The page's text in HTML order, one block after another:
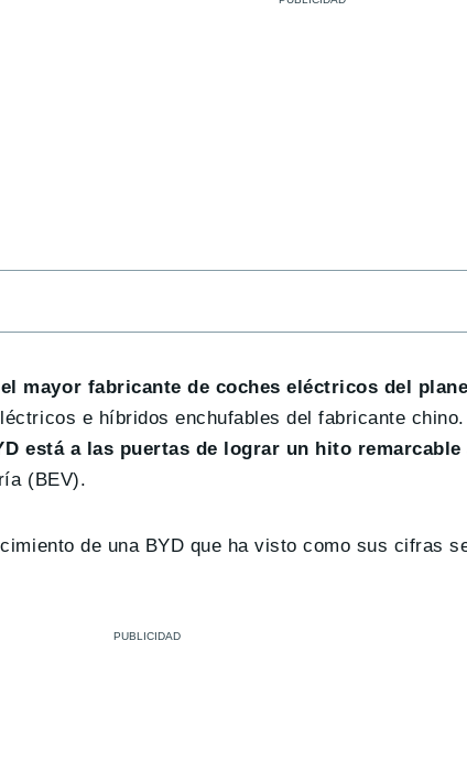
mayor fabricante de coches eléctricos del
e híbridos enchufables del fabricante
está a las puertas de lograr un hito remarcable
(BEV).
de una BYD que ha visto como sus cifras